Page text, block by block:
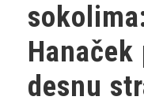
Hanaček
desnu